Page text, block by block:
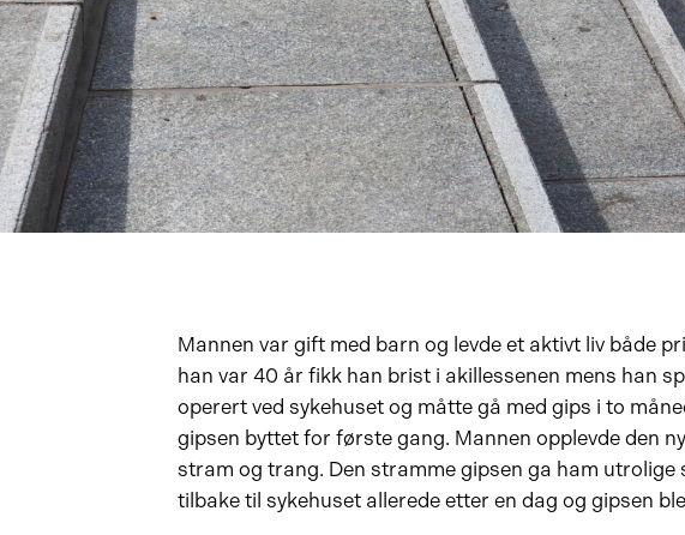
Mannen var gift med barn og levde et aktivt liv både
han var 40 år fikk han brist i akillessenen mens han
operert ved sykehuset og måtte gå med gips i to
gipsen byttet for første gang. Mannen opplevde den
stram og trang. Den stramme gipsen ga ham utrolige
tilbake til sykehuset allerede etter en dag og gipsen